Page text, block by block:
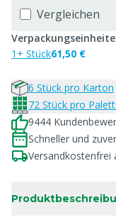
Vergleichen
1+ Stück61,50 €
6 Stück pro Karton
72 Stück pro
9444
Schneller und
Versandkostenfrei